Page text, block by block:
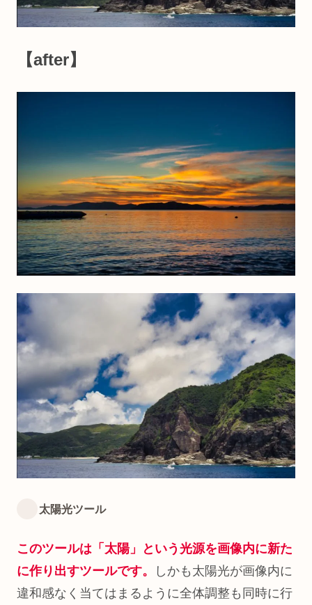
【after】
太陽光ツール
このツールは「太陽」という光源を画像内に新た
に作り出すツールです。
しかも太陽光が画像内に
違和感なく当てはまるように全体調整も同時に行